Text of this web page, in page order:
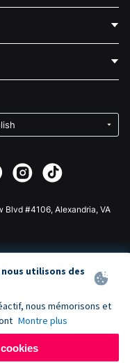
Blvd #4106, Alexandria, VA
utilisons des
nous mémorisons et
Montre plus